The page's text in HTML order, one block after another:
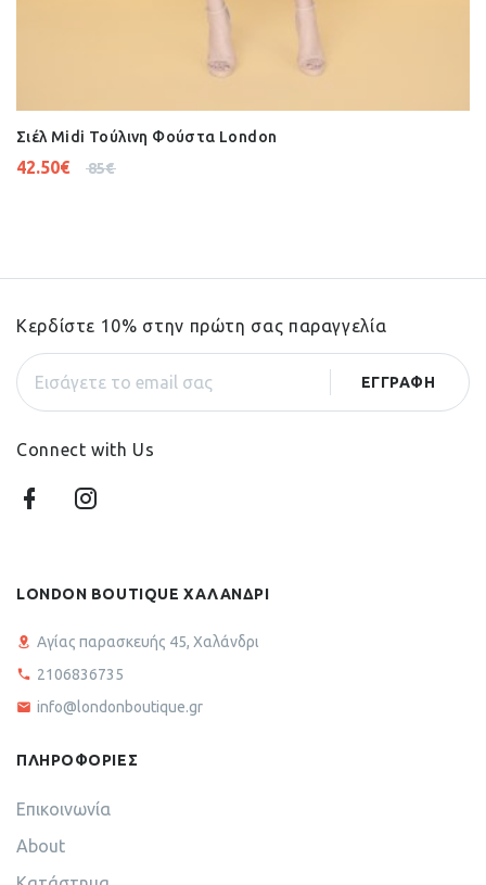
Σιέλ Midi Τούλινη Φούστα London
85€
42.50€
Κερδίστε 10% στην πρώτη σας παραγγελία
Connect with Us
LONDON BOUTIQUE ΧΑΛΑΝΔΡΙ
Αγίας παρασκευής 45, Χαλάνδρι
2106836735
info@londonboutique.gr
ΠΛΗΡΟΦΟΡΙΕΣ
Επικοινωνία
About